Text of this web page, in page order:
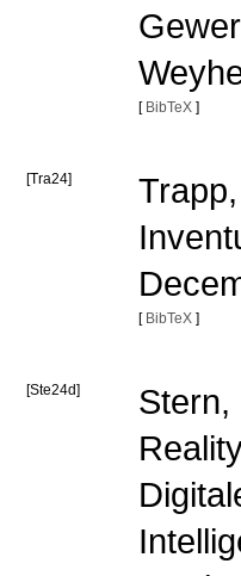
[ BibTeX ]
[Tra24]
[ BibTeX ]
[Ste24d]
Stern,